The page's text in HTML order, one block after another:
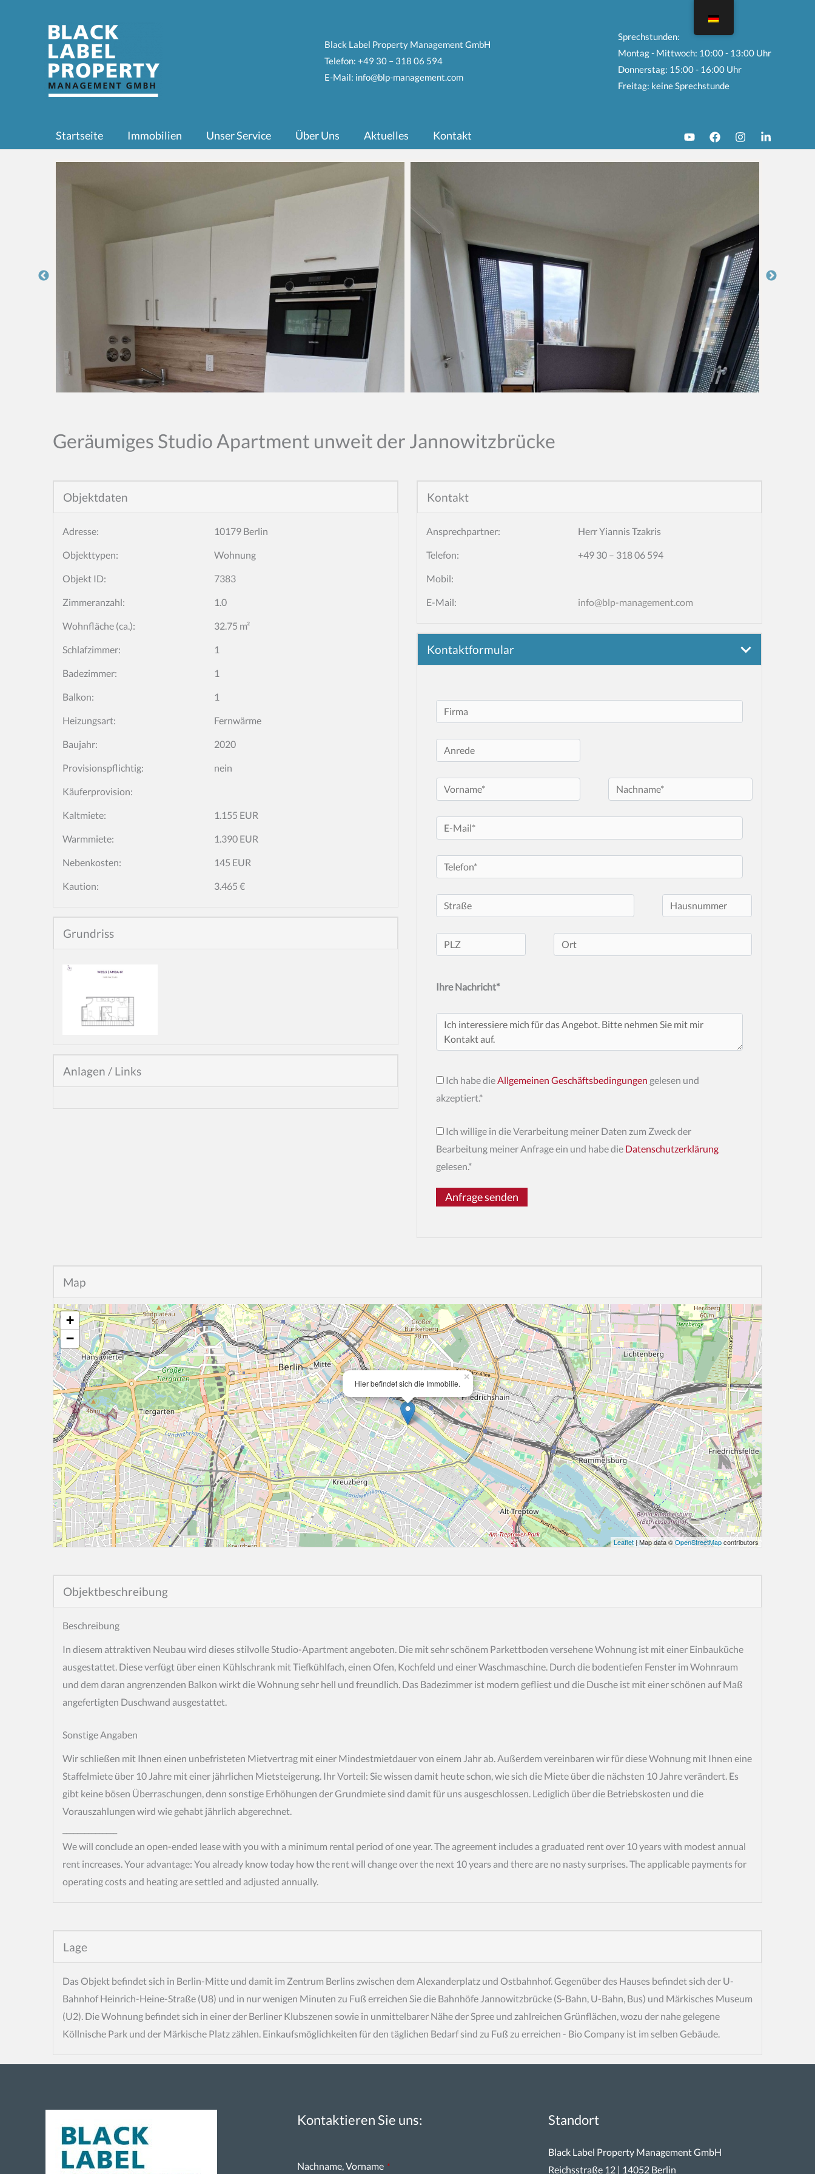
Black Label Property Management GmbH
Telefon: +49 30 – 318 06 594
E-Mail: info@blp-management.com
Sprechstunden:
Montag - Mittwoch: 10:00 - 13:00 Uhr
Donnerstag: 15:00 - 16:00 Uhr
Freitag: keine Sprechstunde
Startseite Immobilien Unser Service Über Uns Aktuelles Kontakt
Geräumiges Studio Apartment unweit der Jannowitzbrücke
Objektdaten
Adresse: 10179 Berlin
Objekttypen: Wohnung
Objekt ID: 7383
Zimmeranzahl: 1.0
Wohnfläche (ca.): 32.75 m²
Schlafzimmer: 1
Badezimmer: 1
Balkon: 1
Heizungsart: Fernwärme
Baujahr: 2020
Provisionspflichtig: nein
Käufer­provision:
Kaltmiete: 1.155 EUR
Warmmiete: 1.390 EUR
Nebenkosten: 145 EUR
Kaution: 3.465 €
Grundriss
Anlagen / Links
Kontakt
Ansprechpartner: Herr Yiannis Tzakris
Telefon: +49 30 – 318 06 594
Mobil:
E-Mail: info@blp-management.com
Kontaktformular
Ihre Nachricht*
Ich habe dieAllgemeinen Geschäftsbedingungen gelesen und
akzeptiert.*
Ich willige in die Verarbeitung meiner Daten zum Zweck der
Bearbeitung meiner Anfrage ein und habe die Datenschutzerklärung
gelesen.*
Anfrage senden
Map
Hier befindet sich die Immobilie.
×
+
−
Leaflet| Map data ©OpenStreetMapcontributors
Objektbeschreibung
Beschreibung
In diesem attraktiven Neubau wird dieses stilvolle Studio-Apartment angeboten. Die mit sehr schönem Parkettboden versehene Wohnung ist mit einer Einbauküche
ausgestattet. Diese verfügt über einen Kühlschrank mit Tiefkühlfach, einen Ofen, Kochfeld und einer Waschmaschine. Durch die bodentiefen Fenster im Wohnraum
und dem daran angrenzenden Balkon wirkt die Wohnung sehr hell und freundlich. Das Badezimmer ist modern gefliest und die Dusche ist mit einer schönen auf Maß
angefertigten Duschwand ausgestattet.
Sonstige Angaben
Wir schließen mit Ihnen einen unbefristeten Mietvertrag mit einer Mindestmietdauer von einem Jahr ab. Außerdem vereinbaren wir für diese Wohnung mit Ihnen eine
Staffelmiete über 10 Jahre mit einer jährlichen Mietsteigerung. Ihr Vorteil: Sie wissen damit heute schon, wie sich die Miete über die nächsten 10 Jahre verändert. Es
gibt keine bösen Überraschungen, denn sonstige Erhöhungen der Grundmiete sind damit für uns ausgeschlossen. Lediglich über die Betriebskosten und die
Vorauszahlungen wird wie gehabt jährlich abgerechnet.
We will conclude an open-ended lease with you with a minimum rental period of one year. The agreement includes a graduated rent over 10 years with modest annual
rent increases. Your advantage: You already know today how the rent will change over the next 10 years and there are no nasty surprises. The applicable payments for
operating costs and heating are settled and adjusted annually.
Lage
Das Objekt befindet sich in Berlin-Mitte und damit im Zentrum Berlins zwischen dem Alexanderplatz und Ostbahnhof. Gegenüber des Hauses befindet sich der U-
Bahnhof Heinrich-Heine-Straße (U8) und in nur wenigen Minuten zu Fuß erreichen Sie die Bahnhöfe Jannowitzbrücke (S-Bahn, U-Bahn, Bus) und Märkisches Museum
(U2). Die Wohnung befindet sich in einer der Berliner Klubszenen sowie in unmittelbarer Nähe der Spree und zahlreichen Grünflächen, wozu der nahe gelegene
Köllnische Park und der Märkische Platz zählen. Einkaufsmöglichkeiten für den täglichen Bedarf sind zu Fuß zu erreichen - Bio Company ist im selben Gebäude.
Kontaktieren Sie uns:
Contact
Nachname, Vorname *
Standort
Black Label Property Management GmbH
Reichsstraße 12 | 14052 Berlin